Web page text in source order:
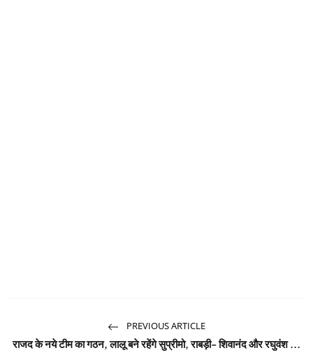
PREVIOUS ARTICLE
राजद के नये टीम का गठन, लालू बने रहेंगे सुप्रीमो, राबड़ी- शिवानंद और रघुवंश ...